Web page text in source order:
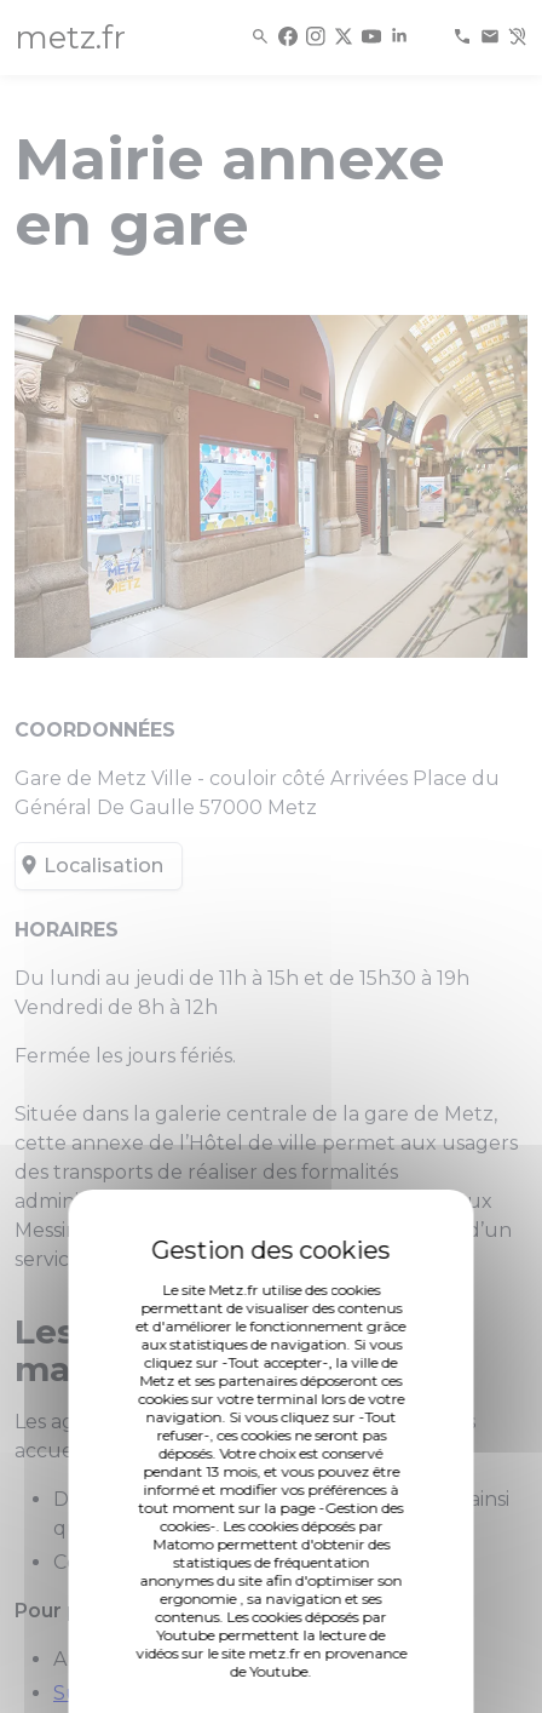
Le site Metz.fr utilise des cookies
permettant de visualiser des contenus
et d'améliorer le fonctionnement grâce
aux statistiques de navigation. Si vous
cliquez sur -Tout accepter-, la ville de
Metz et ses partenaires déposeront ces
cookies sur votre terminal lors de votre
navigation. Si vous cliquez sur -Tout
refuser-, ces cookies ne seront pas
déposés. Votre choix est conservé
pendant 13 mois, et vous pouvez être
informé et modifier vos préférences à
tout moment sur la page -Gestion des
cookies-. Les cookies déposés par
Matomo permettent d'obtenir des
statistiques de fréquentation
anonymes du site afin d'optimiser son
ergonomie , sa navigation et ses
contenus. Les cookies déposés par
Youtube permettent la lecture de
vidéos sur le site metz.fr en provenance
de Youtube.
metz.fr
Mairie annexe
en gare
COORDONNÉES
Gare de Metz Ville - couloir côté Arrivées Place du
Général De Gaulle 57000 Metz
Localisation
HORAIRES
Du lundi au jeudi de 11h à 15h et de 15h30 à 19h
Vendredi de 8h à 12h
Fermée les jours fériés.
Située dans la galerie centrale de la gare de Metz,
cette annexe de l’Hôtel de ville permet aux usagers
des transports de réaliser des formalités
administratives avant ou après leurs trajets et aux
Messins résidant dans le quartier de bénéficier d’un
service de proximité.
Les services dans votre
mairie annexe
Les agents de votre mairie annexe en gare vous
accueillent sur rendez-vous pour :
Dépôt de demande et retrait de passeport ainsi
que de carte nationale d’identité
Certification de l'identité numérique
Pour prendre rendez-vous:
Au guichet de votre mairie de quartier
Sur internet